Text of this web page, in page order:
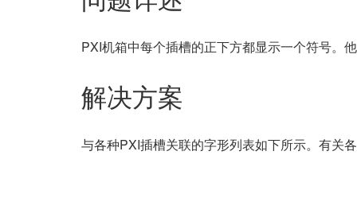
PXI机箱中每个插槽的正下方都显示一个符号。
解决方案
与各种PXI插槽关联的字形列表如下所示。有关